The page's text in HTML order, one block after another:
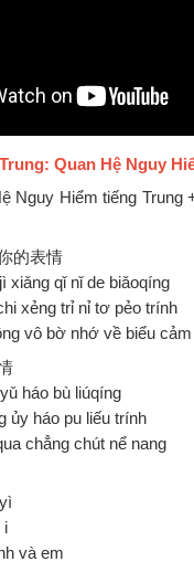
Quan Hệ Nguy
Nguy Hiểm tiếng Trung
的表情
xiǎng qǐ nǐ de biǎoqíng
xẻng trỉ nỉ tơ pẻo trính
vô bờ nhớ về biểu
háo bù liúqíng
ủy háo pu liếu trính
chẳng chút nể nang
i
và em